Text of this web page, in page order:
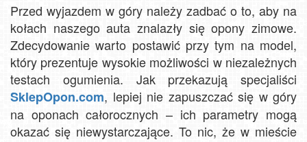
Przed wyjazdem w góry należy zadbać o to, aby na
kołach naszego auta znalazły się opony zimowe.
Zdecydowanie warto postawić przy tym na model,
który prezentuje wysokie możliwości w niezależnych
testach ogumienia. Jak przekazują specjaliści
SklepOpon.com, lepiej nie zapuszczać się w góry
na oponach całorocznych – ich parametry mogą
okazać się niewystarczające. To nic, że w mieście